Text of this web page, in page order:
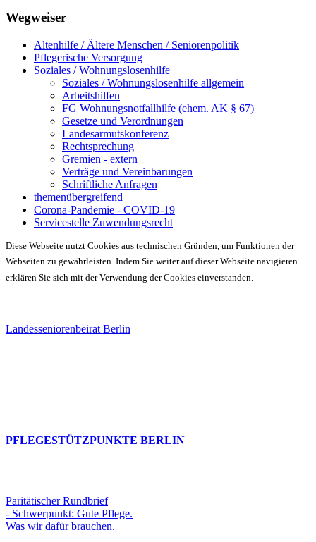
Wegweiser
Altenhilfe / Ältere Menschen / Seniorenpolitik
Pflegerische Versorgung
Soziales / Wohnungslosenhilfe
Soziales / Wohnungslosenhilfe allgemein
Arbeitshilfen
FG Wohnungsnotfallhilfe (ehem. AK § 67)
Gesetze und Verordnungen
Landesarmutskonferenz
Rechtsprechung
Gremien - extern
Verträge und Vereinbarungen
Schriftliche Anfragen
themenübergreifend
Corona-Pandemie - COVID-19
Servicestelle Zuwendungsrecht
Diese Webseite nutzt Cookies aus technischen Gründen, um Funktionen der
Webseiten zu gewährleisten. Indem Sie weiter auf dieser Webseite navigieren
erklären Sie sich mit der Verwendung der Cookies einverstanden.
Landesseniorenbeirat Berlin
PFLEGESTÜTZPUNKTE BERLIN
Paritätischer Rundbrief
- Schwerpunkt: Gute Pflege.
Was wir dafür brauchen.